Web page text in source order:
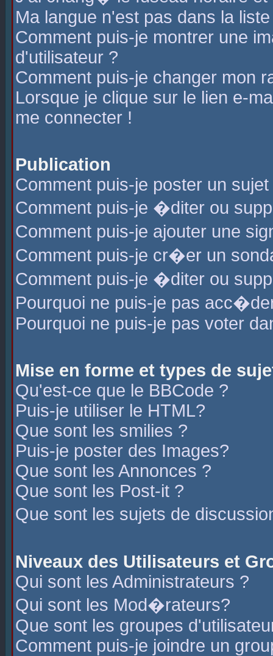
Ma langue n'est pas dans la
Comment puis-je montrer une
d'utilisateur ?
Comment puis-je changer mon
Lorsque je clique sur le lien e-
me connecter !
Publication
Comment puis-je poster un
Comment puis-je �diter ou
Comment puis-je ajouter une
Comment puis-je cr�er un
Comment puis-je �diter ou
Pourquoi ne puis-je pas
Pourquoi ne puis-je pas voter
Mise en forme et types de
Qu'est-ce que le BBCode ?
Puis-je utiliser le HTML?
Que sont les smilies ?
Puis-je poster des Images?
Que sont les Annonces ?
Que sont les Post-it ?
Que sont les sujets de
Niveaux des Utilisateurs et
Qui sont les Administrateurs ?
Qui sont les Mod�rateurs?
Que sont les groupes
Comment puis-je joindre un